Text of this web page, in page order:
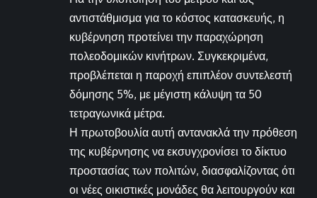
αντιστάθμισμα για το κόστος κατασκευής, η
κυβέρνηση προτείνει την παραχώρηση
πολεοδομικών κινήτρων. Συγκεκριμένα,
προβλέπεται η παροχή επιπλέον συντελεστή
δόμησης 5%, με μέγιστη κάλυψη τα 50
τετραγωνικά μέτρα.
Η πρωτοβουλία αυτή αντανακλά την πρόθεση
της κυβέρνησης να εκσυγχρονίσει το δίκτυο
προστασίας των πολιτών, διασφαλίζοντας ότι
οι νέες οικιστικές μονάδες θα λειτουργούν και